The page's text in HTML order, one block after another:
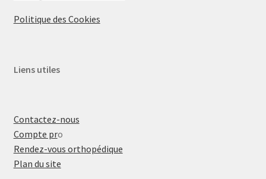
Politique des Cookies
Liens utiles
Contactez-nous
Compte pro
Rendez-vous orthopédique
Plan du site